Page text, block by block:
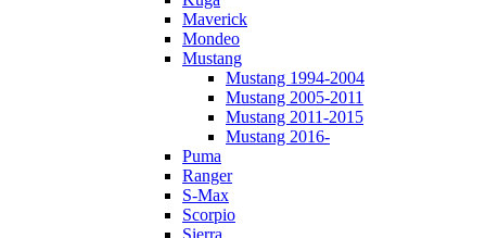
Maverick
Mondeo
Mustang
Mustang 1994-2004
Mustang 2005-2011
Mustang 2011-2015
Mustang 2016-
Puma
Ranger
S-Max
Scorpio
Sierra